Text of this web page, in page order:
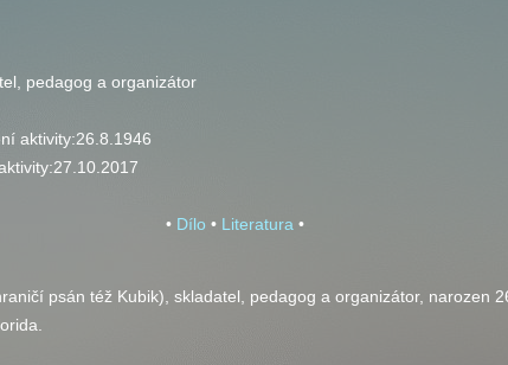
pedagog a organizátor
aktivity:26.8.1946
27.10.2017
• Dílo • Literatura •
psán též Kubik), skladatel, pedagog a organizátor, narozen